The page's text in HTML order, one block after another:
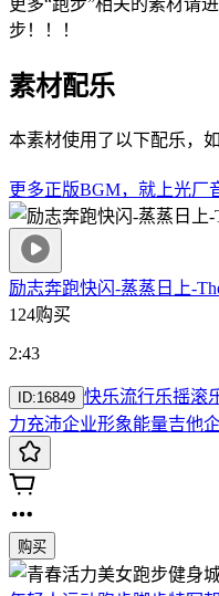
更多“跑步”相关的素材
步！！！
素材配乐
本素材使用了以下配乐，
更多正版BGM，就上光厂
励志奔跑快闪-蒸蒸日上-
124购买
2:43
ID:16849 快乐流行乐摇滚
力充沛企业形象能量吉他
购买